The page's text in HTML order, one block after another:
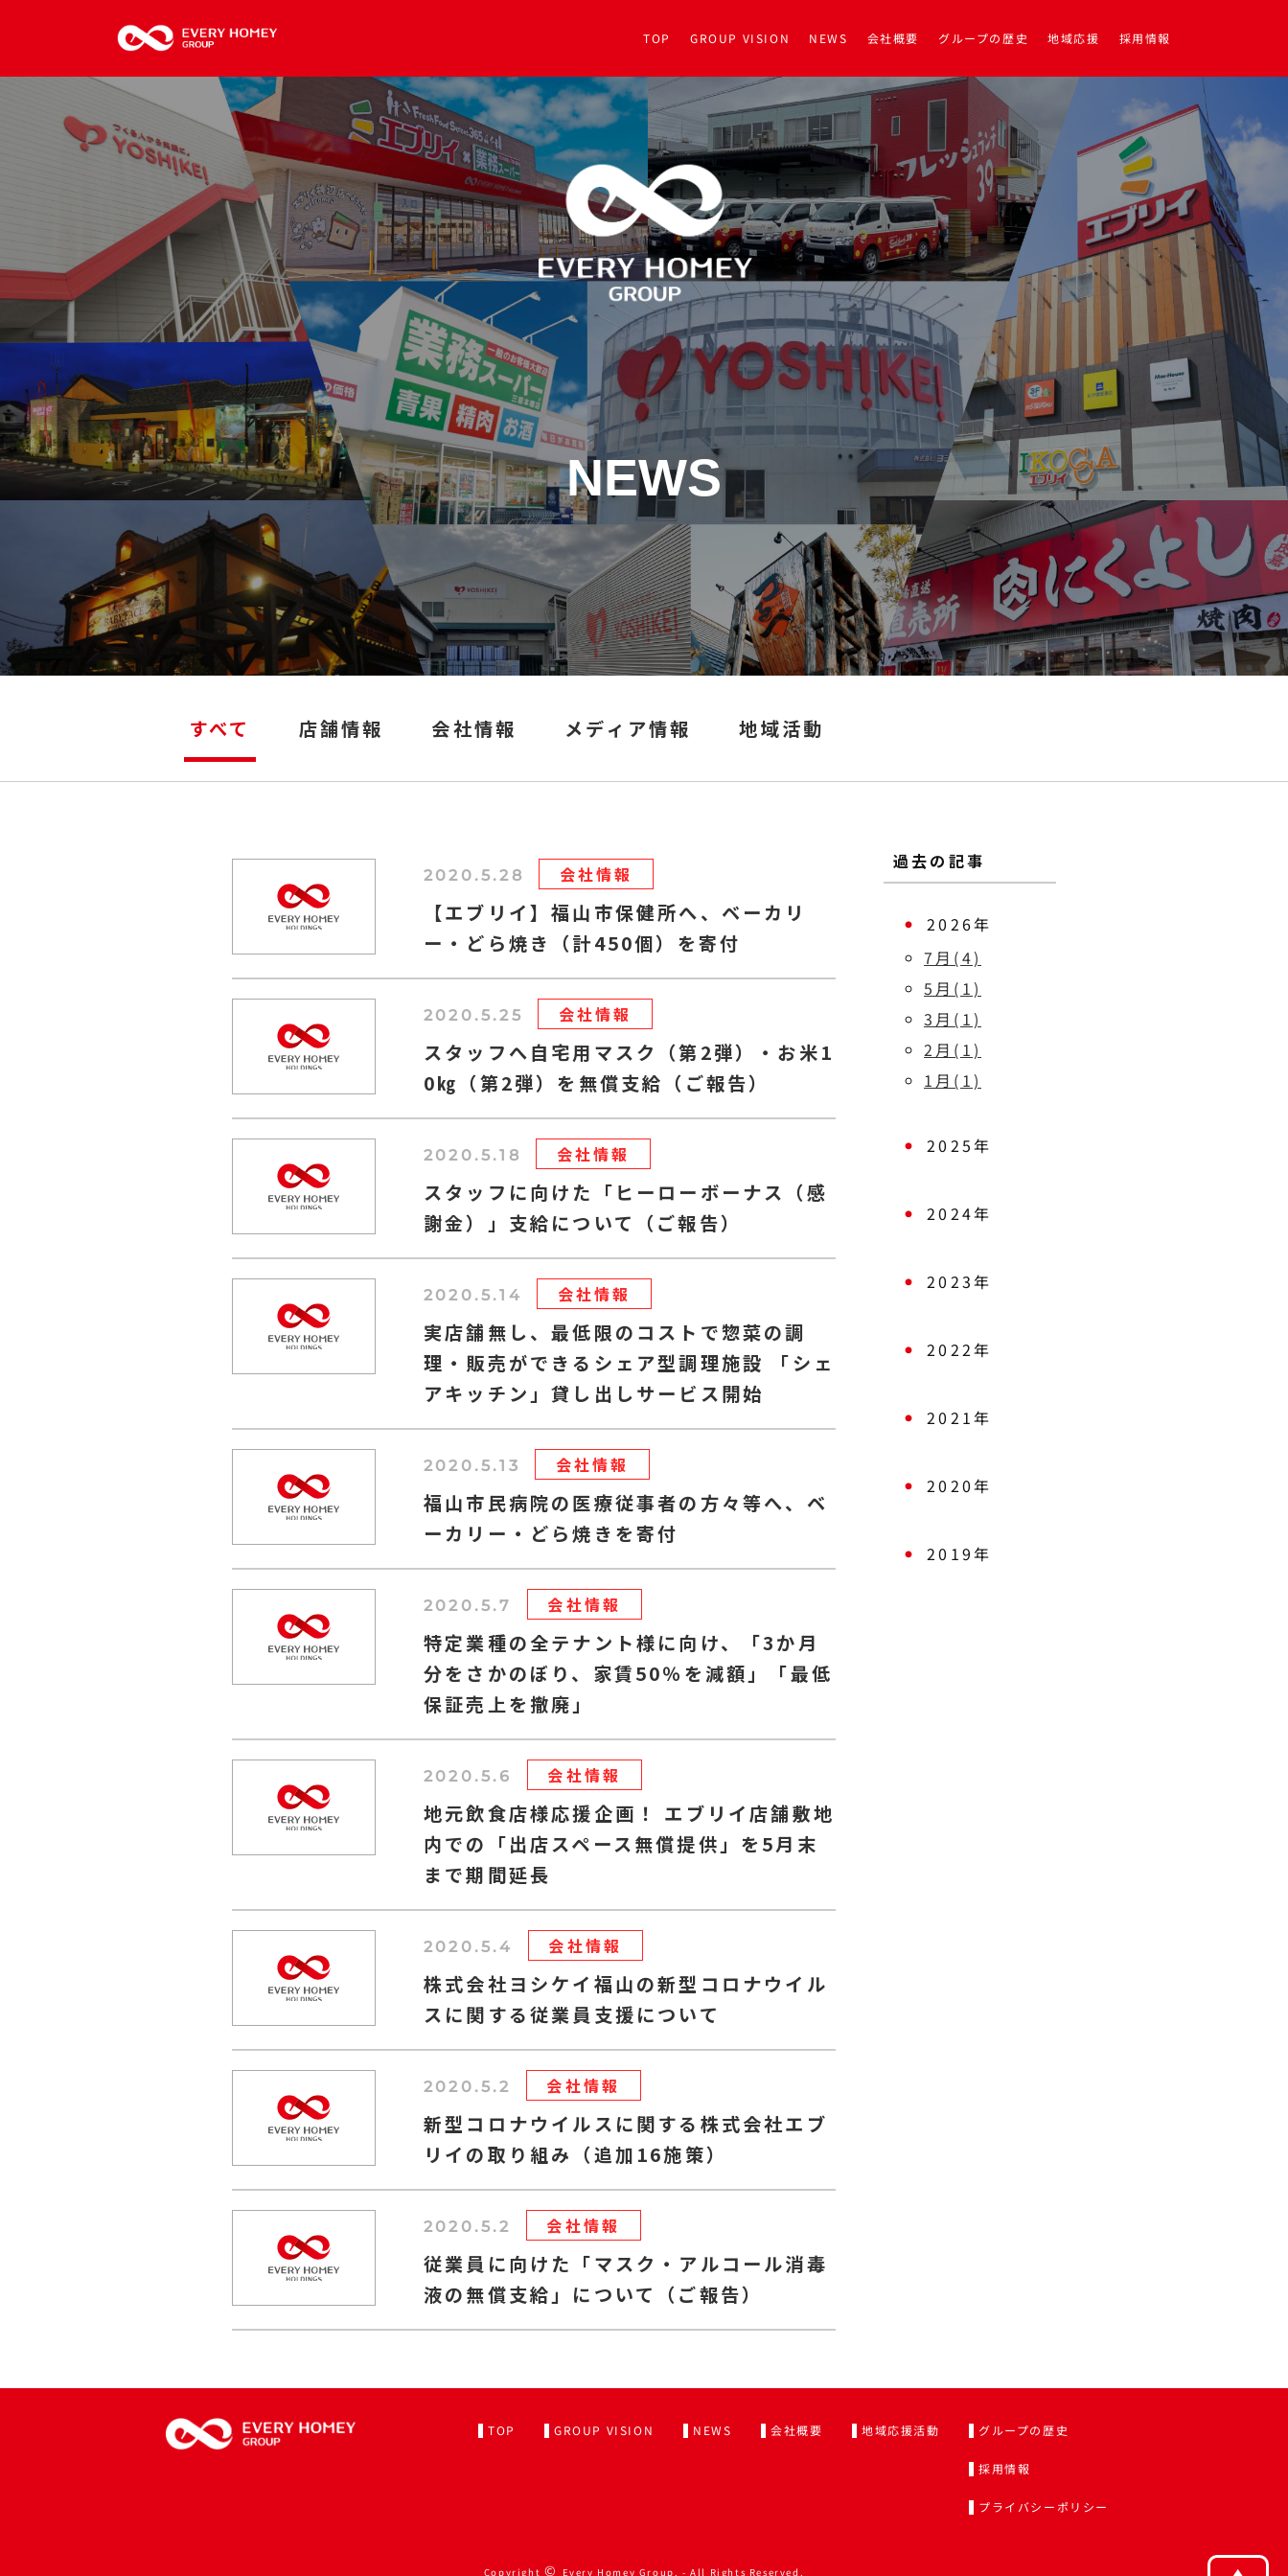
TOP GROUP VISION NEWS 会社概要 グループの歴史 地域応援 採用情報
NEWS
すべて 店舗情報 会社情報 メディア情報 地域活動
2020.5.28 会社情報
【エブリイ】福山市保健所へ、ベーカリ
ー・どら焼き（計450個）を寄付
2020.5.25 会社情報
スタッフへ自宅用マスク（第2弾）・お米1
0㎏（第2弾）を無償支給（ご報告）
2020.5.18 会社情報
スタッフに向けた「ヒーローボーナス（感
謝金）」支給について（ご報告）
2020.5.14 会社情報
実店舗無し、最低限のコストで惣菜の調
理・販売ができるシェア型調理施設 「シェ
アキッチン」貸し出しサービス開始
2020.5.13 会社情報
福山市民病院の医療従事者の方々等へ、ベ
ーカリー・どら焼きを寄付
2020.5.7 会社情報
特定業種の全テナント様に向け、「3か月
分をさかのぼり、家賃50％を減額」「最低
保証売上を撤廃」
2020.5.6 会社情報
地元飲食店様応援企画！ エブリイ店舗敷地
内での「出店スペース無償提供」を5月末
まで期間延長
2020.5.4 会社情報
株式会社ヨシケイ福山の新型コロナウイル
スに関する従業員支援について
2020.5.2 会社情報
新型コロナウイルスに関する株式会社エブ
リイの取り組み（追加16施策）
2020.5.2 会社情報
従業員に向けた「マスク・アルコール消毒
液の無償支給」について（ご報告）
過去の記事
2026年
7月(4)
5月(1)
3月(1)
2月(1)
1月(1)
2025年
2024年
2023年
2022年
2021年
2020年
2019年
TOP GROUP VISION NEWS 会社概要 地域応援活動 グループの歴史
採用情報
プライバシーポリシー
Copyright © Every Homey Group. - All Rights Reserved.